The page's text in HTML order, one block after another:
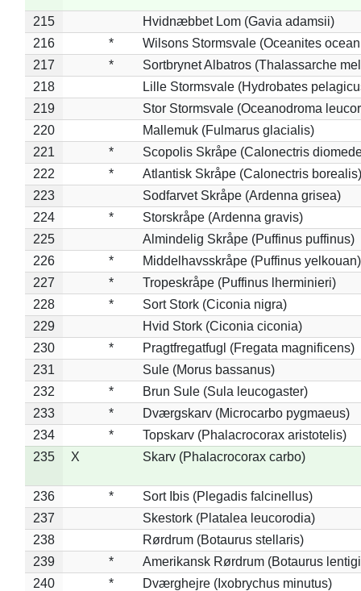
215
Hvidnæbbet Lom (Gavia adamsii)
216
*
Wilsons Stormsvale (Oceanites
217
*
Sortbrynet Albatros (Thalassarche
218
Lille Stormsvale (Hydrobates
219
Stor Stormsvale (Oceanodroma
220
Mallemuk (Fulmarus glacialis)
221
*
Scopolis Skråpe (Calonectris
222
*
Atlantisk Skråpe (Calonectris borealis)
223
Sodfarvet Skråpe (Ardenna grisea)
224
*
Storskråpe (Ardenna gravis)
225
Almindelig Skråpe (Puffinus puffinus)
226
*
Middelhavsskråpe (Puffinus yelkouan)
227
*
Tropeskråpe (Puffinus lherminieri)
228
*
Sort Stork (Ciconia nigra)
229
Hvid Stork (Ciconia ciconia)
230
*
Pragtfregatfugl (Fregata magnificens)
231
Sule (Morus bassanus)
232
*
Brun Sule (Sula leucogaster)
233
*
Dværgskarv (Microcarbo pygmaeus)
234
*
Topskarv (Phalacrocorax aristotelis)
235
X Skarv (Phalacrocorax carbo)
236 *
Sort Ibis (Plegadis falcinellus)
237
Skestork (Platalea leucorodia)
238
Rørdrum (Botaurus stellaris)
239
*
Amerikansk Rørdrum (Botaurus
240
*
Dværghejre (Ixobrychus minutus)